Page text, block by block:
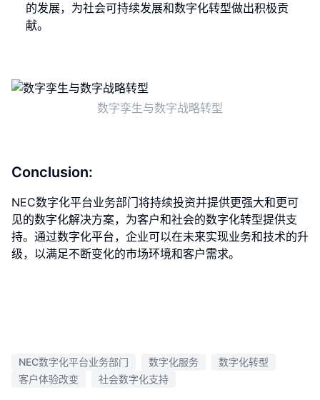
的发展，为社会可持续发展和数字化转型做出积极贡
献。
数字孪生与数字战略转型
Conclusion:
NEC数字化平台业务部门将持续投资并提供更强大和更可
见的数字化解决方案，为客户和社会的数字化转型提供支
持。通过数字化平台，企业可以在未来实现业务和技术的升
级，以满足不断变化的市场环境和客户需求。
NEC数字化平台业务部门 数字化服务
数字化转型
客户体验改变
社会数字化支持